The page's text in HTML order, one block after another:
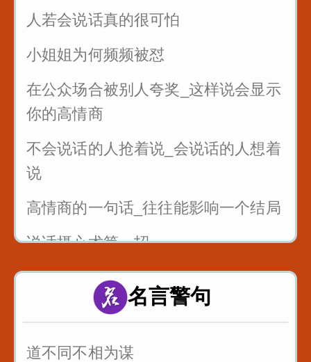
人若会说话真的很可怕
小姐姐为何频频被怼
在公众场合被别人夸奖_这样说会显示
你的高情商
不会说话的人抢着说_会说话的人想着
说
高情商的一句话_往往能影响一个结局
说话摄心术第一招
一个脏字不说_如何回怼别人
一开口说话让别人喜欢你
别人夸你_如何巧妙回答_而不是阿谀
名言警句
道不同不相为谋